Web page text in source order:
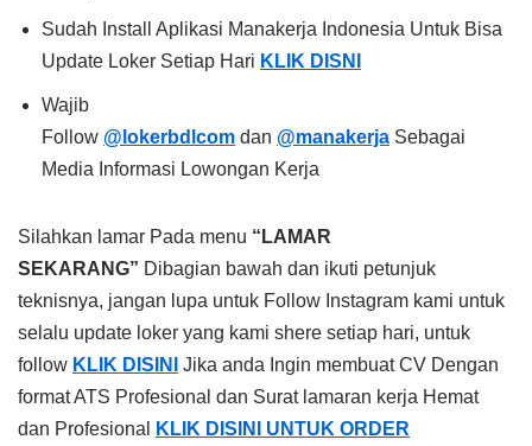
Sudah Install Aplikasi Manakerja Indonesia Untuk Bisa
Update Loker Setiap Hari KLIK DISNI
Wajib
Follow @lokerbdlcom dan @manakerja Sebagai
Media Informasi Lowongan Kerja
Silahkan lamar Pada menu “LAMAR
SEKARANG” Dibagian bawah dan ikuti petunjuk
teknisnya, jangan lupa untuk Follow Instagram kami untuk
selalu update loker yang kami shere setiap hari, untuk
follow KLIK DISINI
Jika anda Ingin membuat CV Dengan
format ATS Profesional dan Surat lamaran kerja Hemat
dan Profesional
KLIK DISINI UNTUK ORDER